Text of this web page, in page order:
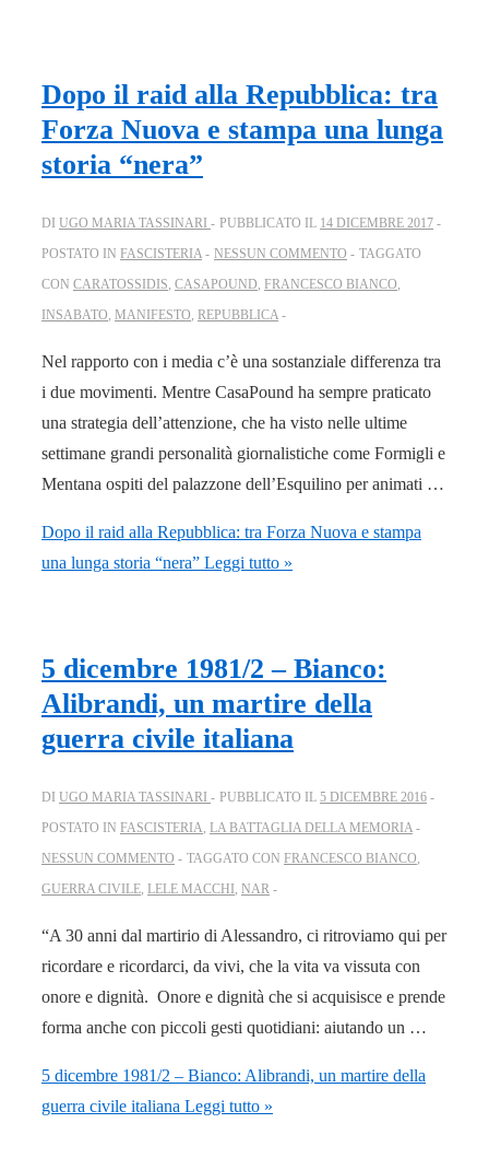
Dopo il raid alla Repubblica: tra
Forza Nuova e stampa una lunga
storia “nera”
DI UGO MARIA TASSINARI PUBBLICATO IL 14 DICEMBRE 2017
POSTATO IN FASCISTERIA NESSUN COMMENTO
TAGGATO
CON CARATOSSIDIS CASAPOUND FRANCESCO BIANCO
INSABATO MANIFESTO REPUBBLICA
Nel rapporto con i media c’è una sostanziale differenza tra
i due movimenti. Mentre CasaPound ha sempre praticato
una strategia dell’attenzione, che ha visto nelle ultime
settimane grandi personalità giornalistiche come Formigli e
Mentana ospiti del palazzone dell’Esquilino per animati …
Dopo il raid alla Repubblica: tra Forza Nuova e stampa
una lunga storia “nera” Leggi tutto »
5 dicembre 1981/2 – Bianco:
Alibrandi, un martire della
guerra civile italiana
DI UGO MARIA TASSINARI PUBBLICATO IL 5 DICEMBRE 2016
POSTATO IN FASCISTERIA, LA BATTAGLIA DELLA MEMORIA
NESSUN COMMENTO
TAGGATO CON FRANCESCO BIANCO,
GUERRA CIVILE, LELE MACCHI, NAR
“A 30 anni dal martirio di Alessandro, ci ritroviamo qui per
ricordare e ricordarci, da vivi, che la vita va vissuta con
onore e dignità. Onore e dignità che si acquisisce e prende
forma anche con piccoli gesti quotidiani: aiutando un …
5 dicembre 1981/2 – Bianco: Alibrandi, un martire della
guerra civile italiana Leggi tutto »